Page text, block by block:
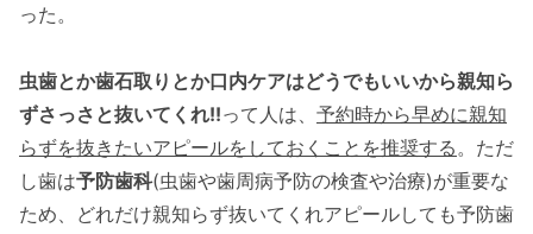
った。
虫歯とか歯石取りとか口内ケアはどうでもいいから親知ら
ずさっさと抜いてくれ!!って人は、 予約時から早めに親知
らずを抜きたいアピールをしておくことを推奨する。ただ
し歯は予防歯科(虫歯や歯周病予防の検査や治療)が重要な
ため、どれだけ親知らず抜いてくれアピールしても予防歯